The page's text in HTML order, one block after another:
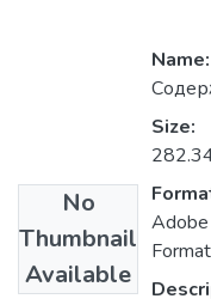
No
Thumbnail
Available
Name:
Size:
Format